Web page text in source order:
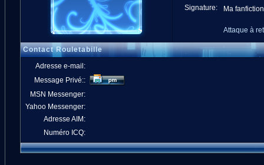
Signature:
Ma fanfiction
Attaque à
Contact Rouletabille
Adresse e-mail:
Message Privé::
MSN Messenger:
Yahoo Messenger:
Adresse AIM:
Numéro ICQ: